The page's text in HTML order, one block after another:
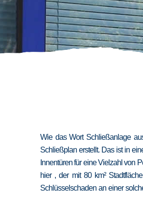
Wie das Wort Schließanlage
Schließplan erstellt. Das ist in
Innentüren für eine Vielzahl von
hier , der mit 80 km²
Schlüsselschaden an einer